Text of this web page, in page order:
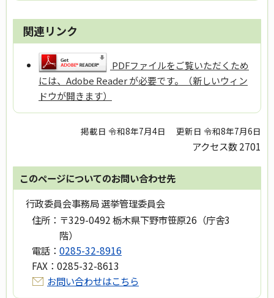
関連リンク
PDFファイルをご覧いただくため
には、Adobe Reader が必要です。（新しいウィン
ドウが開きます）
掲載日 令和8年7月4日 更新日 令和8年7月6日
アクセス数2701
このページについてのお問い合わせ先
行政委員会事務局 選挙管理委員会
住所： 〒329-0492 栃木県下野市笹原26（庁舎3
階）
電話： 0285-32-8916
FAX： 0285-32-8613
お問い合わせはこちら